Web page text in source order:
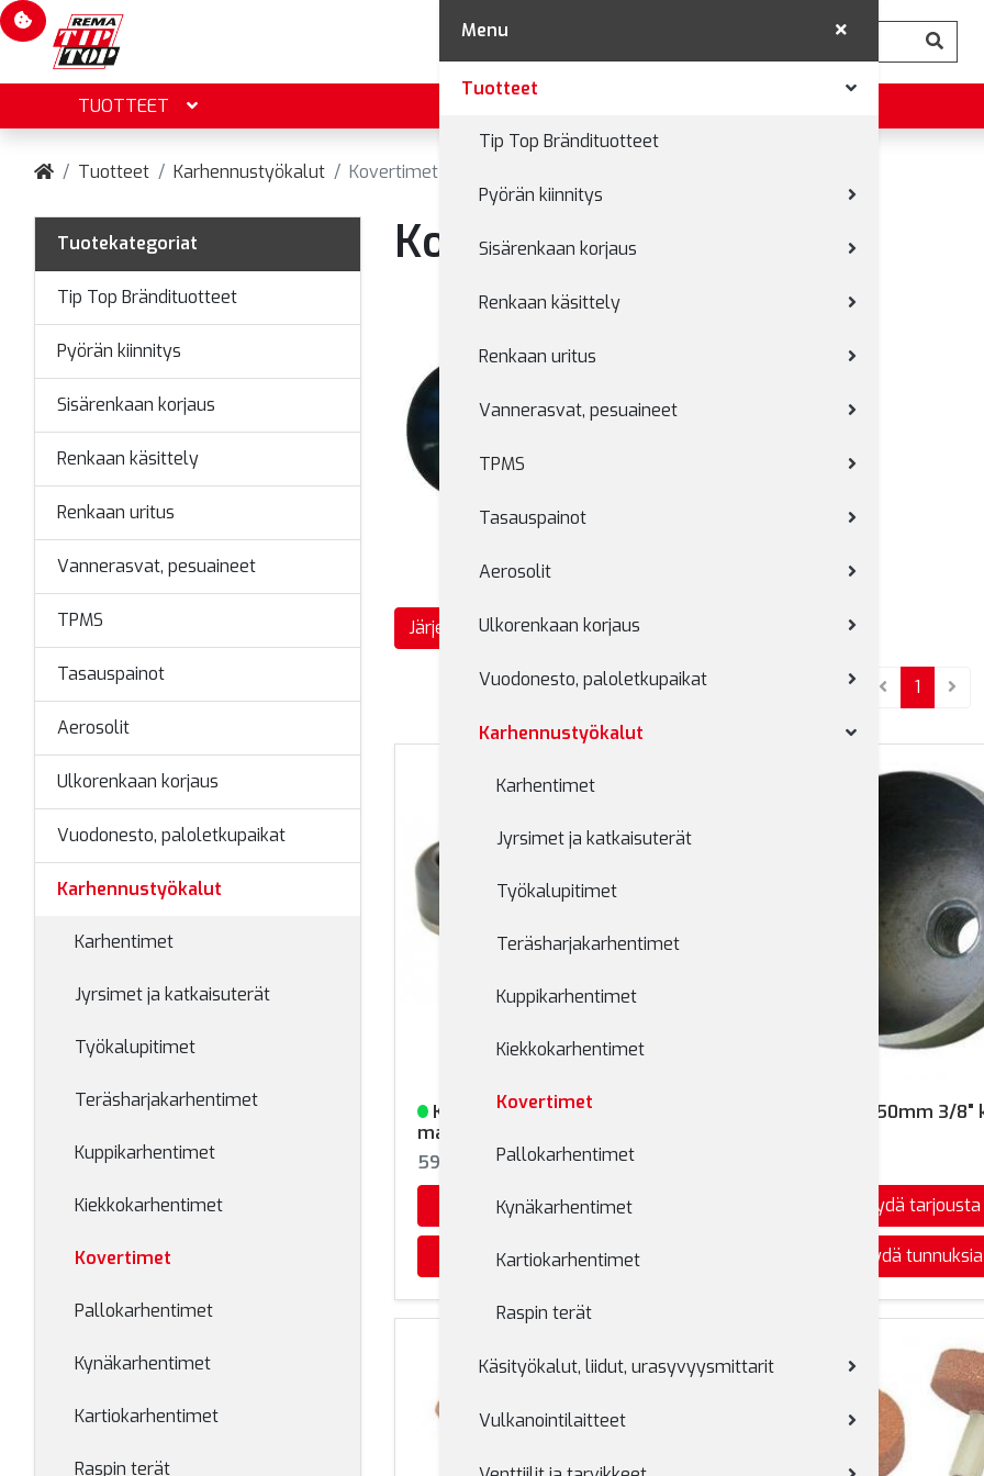
TUOTTEET
Tuotteet Karhennustyökalut Kovertimet
Tuotekategoriat
Tip Top Brändituotteet
Pyörän kiinnitys
Sisärenkaan korjaus
Renkaan käsittely
Renkaan uritus
Vannerasvat, pesuaineet
TPMS
Tasauspainot
Aerosolit
Ulkorenkaan korjaus
Vuodonesto, paloletkupaikat
Karhennustyökalut
Karhentimet
Jyrsimet ja katkaisuterät
Työkalupitimet
Teräsharjakarhentimet
Kuppikarhentimet
Kiekkokarhentimet
Kovertimet
Pallokarhentimet
Kynäkarhentimet
Kartiokarhentimet
Raspin terät
Kovertimet
Järjestä
1
Varastossa
Koverrin ø19mm AH 3/8" kierre
max 4500rpm
5954328
Pyydä tarjousta
Pyydä tunnuksia
Koverrin ø50mm 3/8"
Pyydä tarjousta
Pyydä tunnuksia
Menu
Tuotteet
Tip Top Brändituotteet
Pyörän kiinnitys
Sisärenkaan korjaus
Renkaan käsittely
Renkaan uritus
Vannerasvat, pesuaineet
TPMS
Tasauspainot
Aerosolit
Ulkorenkaan korjaus
Vuodonesto, paloletkupaikat
Karhennustyökalut
Karhentimet
Jyrsimet ja katkaisuterät
Työkalupitimet
Teräsharjakarhentimet
Kuppikarhentimet
Kiekkokarhentimet
Kovertimet
Pallokarhentimet
Kynäkarhentimet
Kartiokarhentimet
Raspin terät
Käsityökalut, liidut, urasyvyysmittarit
Vulkanointilaitteet
Evästevalinnat